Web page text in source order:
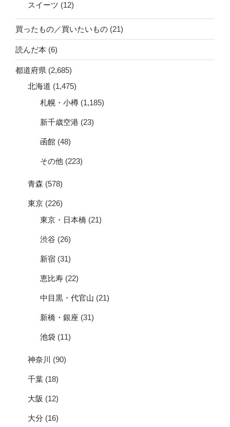
スイーツ (12)
買ったもの／買いたいもの (21)
読んだ本 (6)
都道府県 (2,685)
北海道 (1,475)
札幌・小樽 (1,185)
新千歳空港 (23)
函館 (48)
その他 (223)
青森 (578)
東京 (226)
東京・日本橋 (21)
渋谷 (26)
新宿 (31)
恵比寿 (22)
中目黒・代官山 (21)
新橋・銀座 (31)
池袋 (11)
神奈川 (90)
千葉 (18)
大阪 (12)
大分 (16)